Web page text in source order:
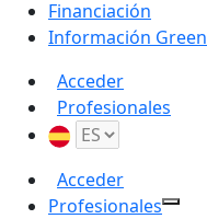
Financiación
Información Green
Acceder
Profesionales
Acceder
Profesionales